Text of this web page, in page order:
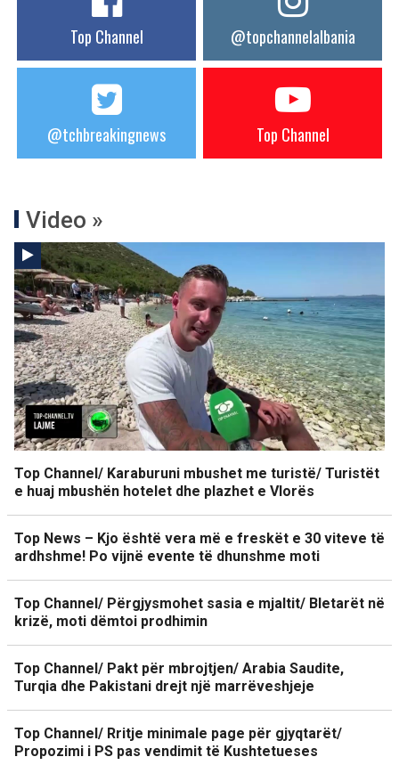
Top Channel @topchannelalbania
@tchbreakingnews Top Channel
Video »
Top Channel/ Karaburuni mbushet me turistë/ Turistët
e huaj mbushën hotelet dhe plazhet e Vlorës
Top News – Kjo është vera më e freskët e 30 viteve të
ardhshme! Po vijnë evente të dhunshme moti
Top Channel/ Përgjysmohet sasia e mjaltit/ Bletarët në
krizë, moti dëmtoi prodhimin
Top Channel/ Pakt për mbrojtjen/ Arabia Saudite,
Turqia dhe Pakistani drejt një marrëveshjeje
Top Channel/ Rritje minimale page për gjyqtarët/
Propozimi i PS pas vendimit të Kushtetueses